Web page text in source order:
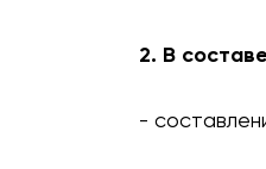
2. В
-